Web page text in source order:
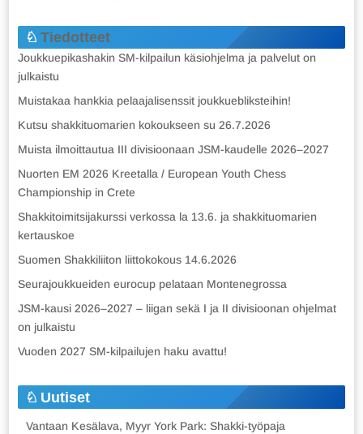
Tiedotteet
Joukkuepikashakin SM-kilpailun käsiohjelma ja palvelut on
julkaistu
Muistakaa hankkia pelaajalisenssit joukkuebliksteihin!
Kutsu shakkituomarien kokoukseen su 26.7.2026
Muista ilmoittautua III divisioonaan JSM-kaudelle 2026–2027
Nuorten EM 2026 Kreetalla / European Youth Chess
Championship in Crete
Shakkitoimitsijakurssi verkossa la 13.6. ja shakkituomarien
kertauskoe
Suomen Shakkiliiton liittokokous 14.6.2026
Seurajoukkueiden eurocup pelataan Montenegrossa
JSM-kausi 2026–2027 – liigan sekä I ja II divisioonan ohjelmat
on julkaistu
Vuoden 2027 SM-kilpailujen haku avattu!
Uutiset
Vantaan Kesälava, Myyr York Park: Shakki-työpaja